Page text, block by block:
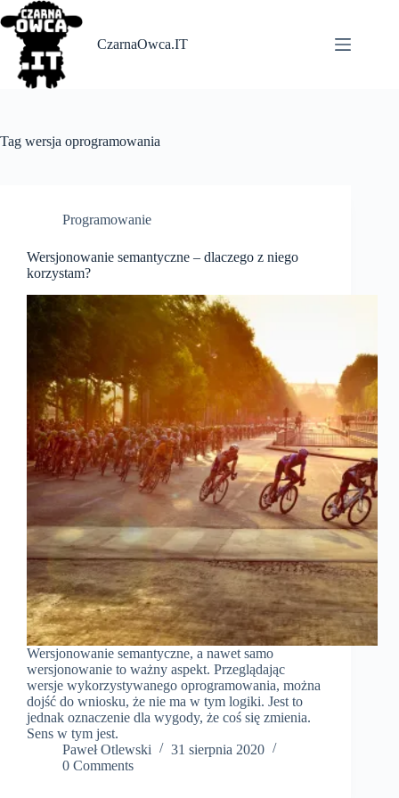
Skip
to
content
CzarnaOwca.IT
Tag wersja oprogramowania
Programowanie
Wersjonowanie semantyczne – dlaczego z niego
korzystam?
Wersjonowanie semantyczne, a nawet samo
wersjonowanie to ważny aspekt. Przeglądając
wersje wykorzystywanego oprogramowania, można
dojść do wniosku, że nie ma w tym logiki. Jest to
jednak oznaczenie dla wygody, że coś się zmienia.
Sens w tym jest.
Paweł Otlewski
31 sierpnia 2020
0 Comments